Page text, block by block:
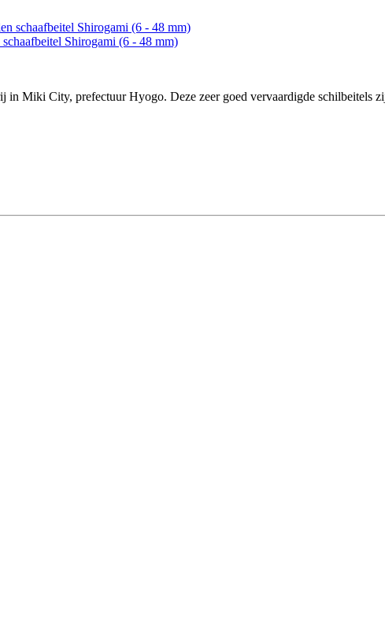
Shirogami (6 - 48 mm)
Miki City, prefectuur Hyogo. Deze zeer goed vervaardigde schilbeitels